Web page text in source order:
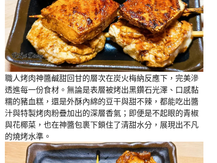
職人烤肉神醬鹹甜回甘的層次在炭火梅納反應下，完美滲
透進每一份食材。無論是表層被烤出黑鑽石光澤、口感黏
糯的豬血糕，還是外酥內綿的豆干與甜不辣，都能吃出醬
汁與特製烤肉粉疊加出的深層香氣；即便是不起眼的青椒
與花椰菜，也在神醬包裹下鎖住了清甜水分，展現出不凡
的燒烤水準。